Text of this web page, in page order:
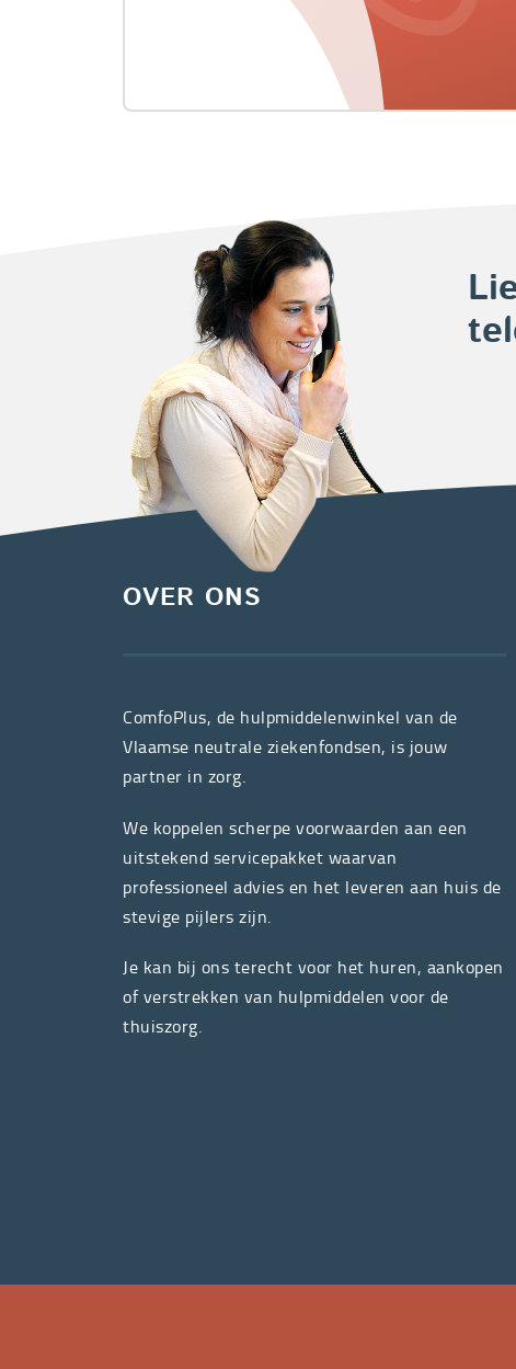
OVER ONS
ComfoPlus, de hulpmiddelenwinkel van de
Vlaamse neutrale ziekenfondsen, is jouw
partner in zorg.
We koppelen scherpe voorwaarden aan een
uitstekend servicepakket waarvan
professioneel advies en het leveren aan huis de
stevige pijlers zijn.
Je kan bij ons terecht voor het huren, aankopen
of verstrekken van hulpmiddelen voor de
thuiszorg.